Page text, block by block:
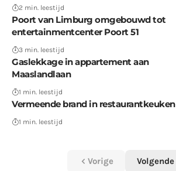
2 min. leestijd
Poort van Limburg omgebouwd tot
entertainmentcenter Poort 51
3 min. leestijd
Gaslekkage in appartement aan
Maaslandlaan
1 min. leestijd
Vermeende brand in restaurantkeuken
1 min. leestijd
Vorige Volgende